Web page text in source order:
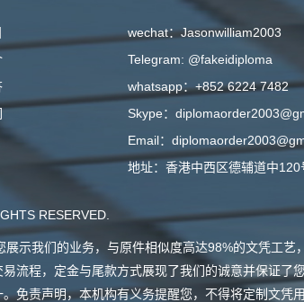
wechat：Jasonwilliam2003
Telegram: @fakeidiploma
whatsapp：+852 6224 7482
Skype：
Email：
地址：香港中西区德辅道中120
RESERVED.
示我们的业务，与原件相似度高达98%的文凭工
流程，定金与尾款方式展现了我们的诚意并保证
免责声明，本机构有义务提醒您，不得将定制文